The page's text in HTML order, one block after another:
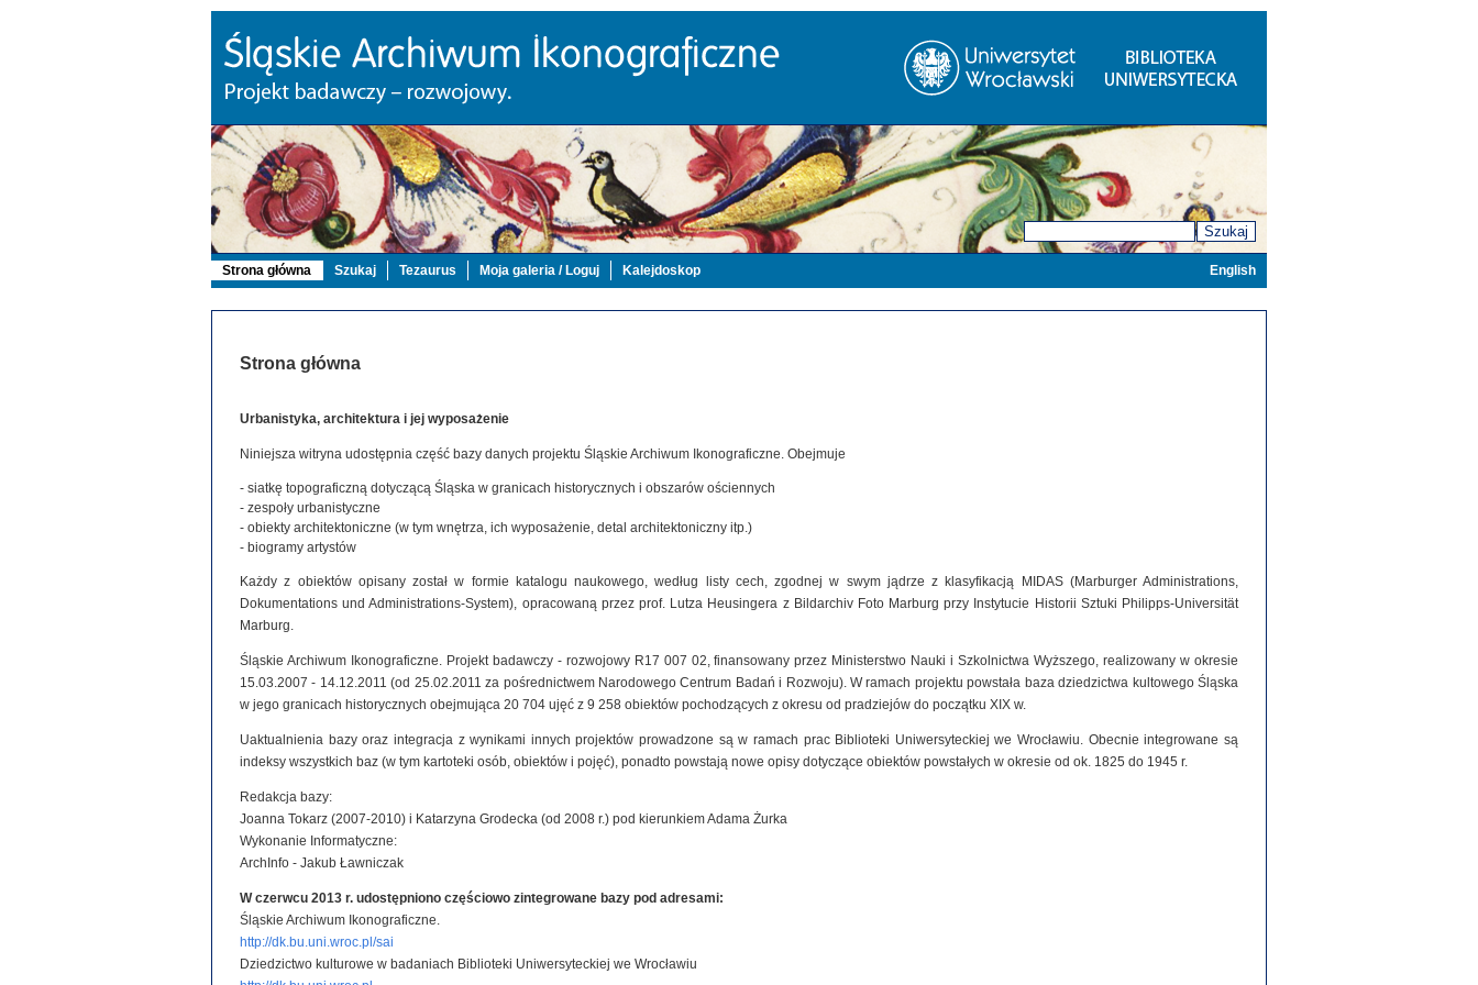
Szukaj
Strona główna Szukaj Tezaurus Moja galeria / Loguj Kalejdoskop English
Strona główna
Urbanistyka, architektura i jej wyposażenie
Niniejsza witryna udostępnia część bazy danych projektu Śląskie Archiwum Ikonograficzne. Obejmuje
- siatkę topograficzną dotyczącą Śląska w granicach historycznych i obszarów ościennych
- zespoły urbanistyczne
- obiekty architektoniczne (w tym wnętrza, ich wyposażenie, detal architektoniczny itp.)
- biogramy artystów
Każdy z obiektów opisany został w formie katalogu naukowego, według listy cech, zgodnej w swym jądrze z klasyfikacją MIDAS (Marburger Administrations,
Dokumentations und Administrations-System), opracowaną przez prof. Lutza Heusingera z Bildarchiv Foto Marburg przy Instytucie Historii Sztuki Philipps-Universität
Marburg.
Śląskie Archiwum Ikonograficzne. Projekt badawczy - rozwojowy R17 007 02, finansowany przez Ministerstwo Nauki i Szkolnictwa Wyższego, realizowany w okresie
15.03.2007 - 14.12.2011 (od 25.02.2011 za pośrednictwem Narodowego Centrum Badań i Rozwoju). W ramach projektu powstała baza dziedzictwa kultowego Śląska
w jego granicach historycznych obejmująca 20 704 ujęć z 9 258 obiektów pochodzących z okresu od pradziejów do początku XIX w.
Uaktualnienia bazy oraz integracja z wynikami innych projektów prowadzone są w ramach prac Biblioteki Uniwersyteckiej we Wrocławiu. Obecnie integrowane są
indeksy wszystkich baz (w tym kartoteki osób, obiektów i pojęć), ponadto powstają nowe opisy dotyczące obiektów powstałych w okresie od ok. 1825 do 1945 r.
Redakcja bazy:
Joanna Tokarz (2007-2010) i Katarzyna Grodecka (od 2008 r.) pod kierunkiem Adama Żurka
Wykonanie Informatyczne:
ArchInfo - Jakub Ławniczak
W czerwcu 2013 r. udostępniono częściowo zintegrowane bazy pod adresami:
Śląskie Archiwum Ikonograficzne.
http://dk.bu.uni.wroc.pl/sai
Dziedzictwo kulturowe w badaniach Biblioteki Uniwersyteckiej we Wrocławiu